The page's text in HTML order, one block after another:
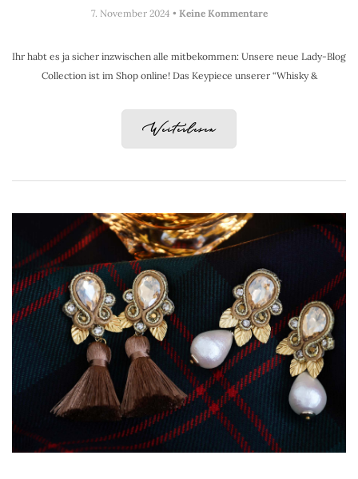
7. November 2024 • Keine Kommentare
Ihr habt es ja sicher inzwischen alle mitbekommen: Unsere neue Lady-Blog
Collection ist im Shop online! Das Keypiece unserer “Whisky &
Weiterlesen